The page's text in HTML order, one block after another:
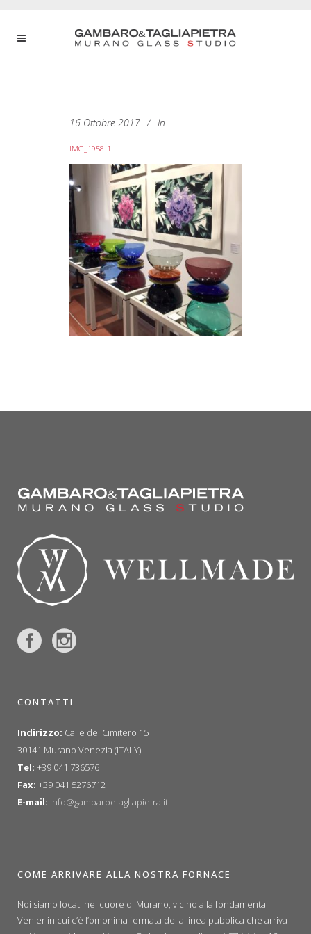
16 Ottobre 2017 In
IMG_1958-1
CONTATTI
Indirizzo: Calle del Cimitero 15
30141 Murano Venezia (ITALY)
Tel: +39 041 736576
Fax: +39 041 5276712
E-mail: info@gambaroetagliapietra.it
COME ARRIVARE ALLA NOSTRA FORNACE
Noi siamo locati nel cuore di Murano, vicino alla fondamenta
Venier in cui c’è l’omonima fermata della linea pubblica che arriva